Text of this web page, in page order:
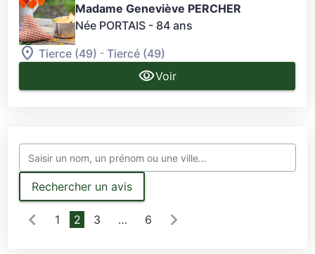
Madame Geneviève PERCHER
Née PORTAIS - 84 ans
Tierce (49) -Tiercé (49)
Voir
Rechercher un avis
1 2 3 … 6